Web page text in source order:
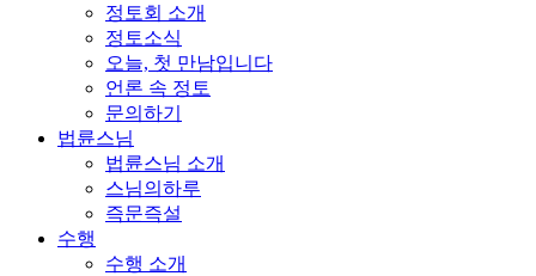
정토회 소개
정토소식
오늘, 첫 만남입니다
언론 속 정토
문의하기
법륜스님
법륜스님 소개
스님의하루
즉문즉설
수행
수행 소개